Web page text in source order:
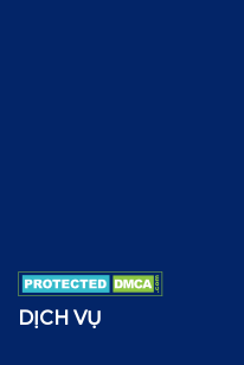
DỊCH VỤ